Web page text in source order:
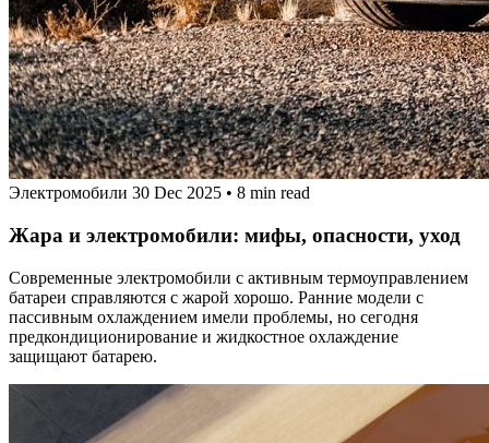
Электромобили 30 Dec 2025 • 8 min read
Жара и электромобили: мифы, опасности, уход
Современные электромобили с активным термоуправлением
батареи справляются с жарой хорошо. Ранние модели с
пассивным охлаждением имели проблемы, но сегодня
предкондиционирование и жидкостное охлаждение
защищают батарею.